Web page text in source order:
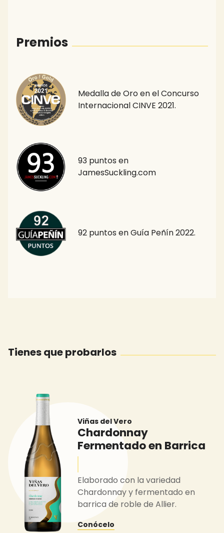
Premios
Medalla de Oro en el Concurso
Internacional CINVE 2021.
93 puntos en
JamesSuckling.com
92 puntos en Guía Peñín 2022.
Tienes que probarlos
Viñas del Vero
Chardonnay
Fermentado en Barrica
Elaborado con la variedad
Chardonnay y fermentado en
barrica de roble de Allier.
Conócelo